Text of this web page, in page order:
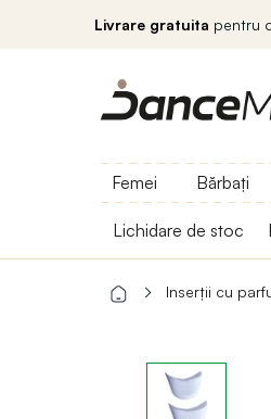
Livrare gratuita pentru
Femei Bărbați
Lichidare de stoc
Inserții cu